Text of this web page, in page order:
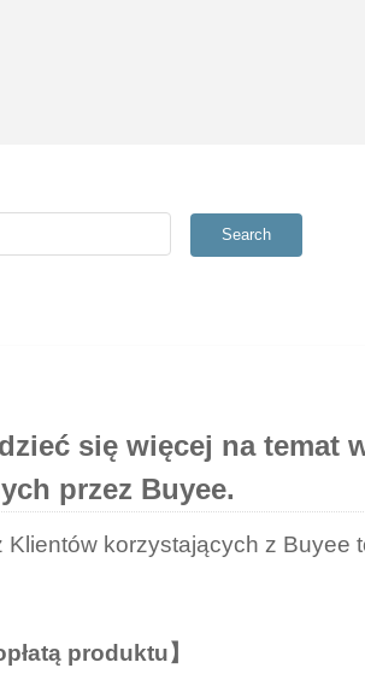
Search
się więcej na temat
przez Buyee.
Klientów korzystających z Buyee
produktu】